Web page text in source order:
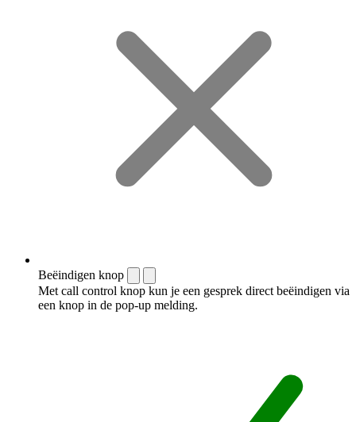
Beëindigen knop
Met call control knop kun je een gesprek direct beëindigen via
een knop in de pop-up melding.